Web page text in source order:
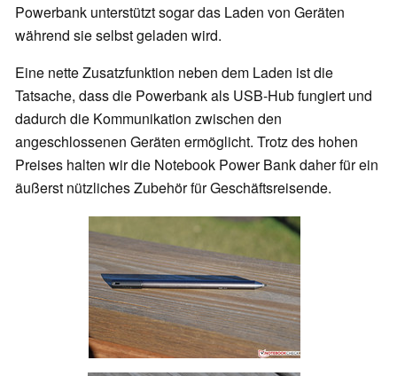
Powerbank unterstützt sogar das Laden von Geräten
während sie selbst geladen wird.
Eine nette Zusatzfunktion neben dem Laden ist die
Tatsache, dass die Powerbank als USB-Hub fungiert und
dadurch die Kommunikation zwischen den
angeschlossenen Geräten ermöglicht. Trotz des hohen
Preises halten wir die Notebook Power Bank daher für ein
äußerst nützliches Zubehör für Geschäftsreisende.